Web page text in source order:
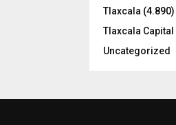
Tlaxcala (4.890)
Tlaxcala Capital
Uncategorized